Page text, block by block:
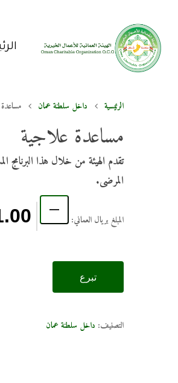
الرئيسية داخل سلطنة عمان
مساعدة علاجية
تقدم الهيئة من خلال هذا
المرضى.
المبلغ بريال العماني:
تبرع
التصنيف: داخل سلطنة عمان